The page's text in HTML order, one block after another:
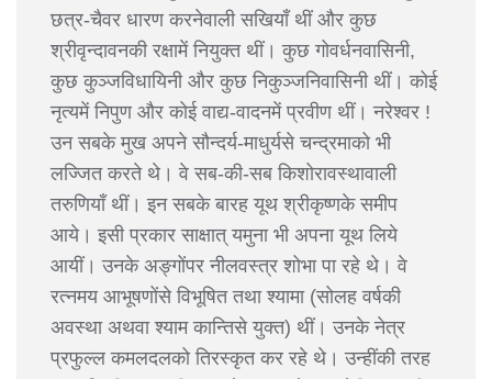
छत्र-चैवर धारण करनेवाली सखियाँ थीं और कुछ
श्रीवृन्दावनकी रक्षामें नियुक्त थीं। कुछ गोवर्धनवासिनी,
कुछ कुञ्जविधायिनी और कुछ निकुञ्जनिवासिनी थीं। कोई
नृत्यमें निपुण और कोई वाद्य-वादनमें प्रवीण थीं। नरेश्वर !
उन सबके मुख अपने सौन्दर्य-माधुर्यसे चन्द्रमाको भी
लज्जित करते थे। वे सब-की-सब किशोरावस्थावाली
तरुणियाँ थीं। इन सबके बारह यूथ श्रीकृष्णके समीप
आये। इसी प्रकार साक्षात् यमुना भी अपना यूथ लिये
आयीं। उनके अङ्गोंपर नीलवस्त्र शोभा पा रहे थे। वे
रत्नमय आभूषणोंसे विभूषित तथा श्यामा (सोलह वर्षकी
अवस्था अथवा श्याम कान्तिसे युक्त) थीं। उनके नेत्र
प्रफुल्ल कमलदलको तिरस्कृत कर रहे थे। उन्हींकी तरह